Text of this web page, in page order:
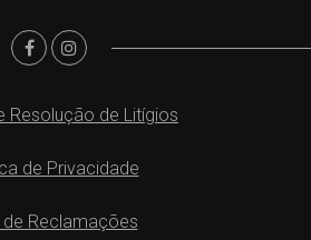
Resolução de Litígios
de Privacidade
de Reclamações